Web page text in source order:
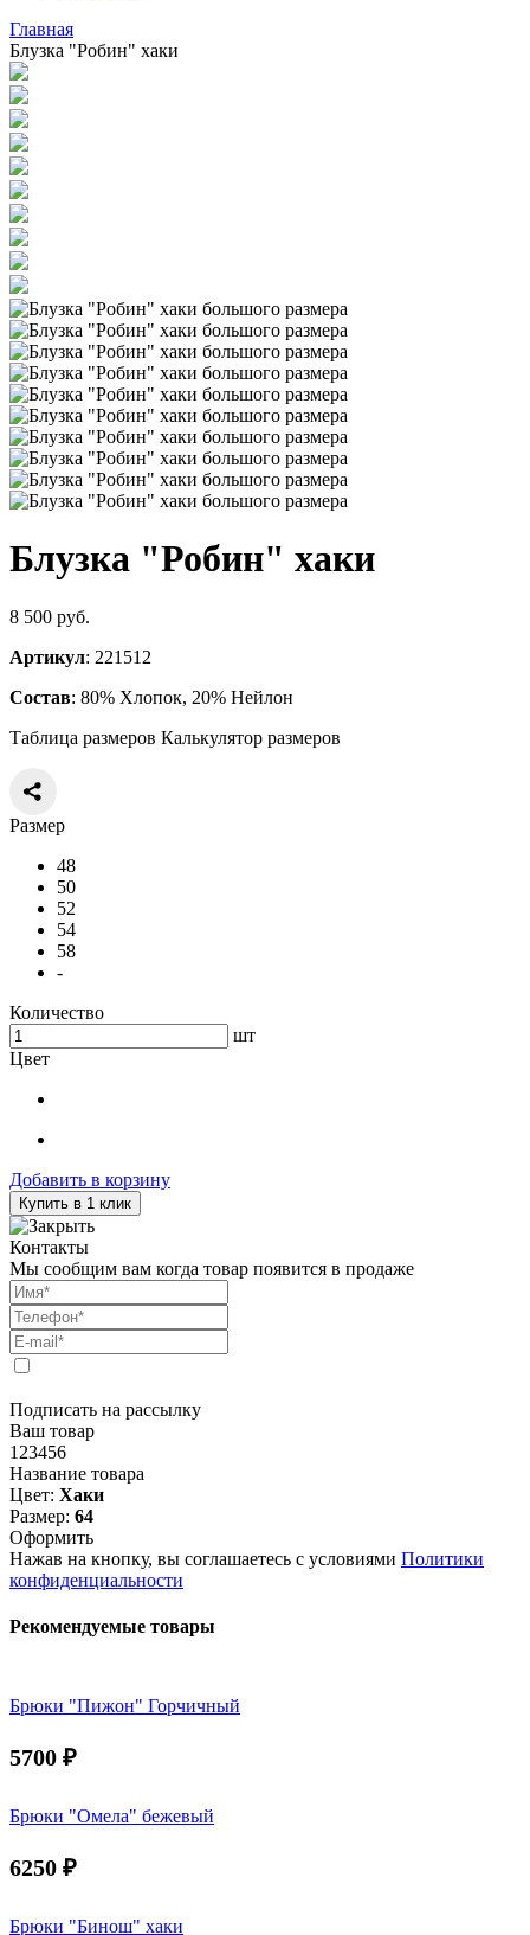
Главная
Блузка "Робин" хаки
Блузка "Робин" хаки
8 500 руб.
Артикул: 221512
Состав: 80% Хлопок, 20% Нейлон
Таблица размеров Калькулятор размеров
Размер
48
50
52
54
58
-
Количество
шт
Цвет
Добавить в корзину
Купить в 1 клик
Контакты
Мы сообщим вам когда товар появится в продаже
Подписать на рассылку
Ваш товар
123456
Название товара
Цвет: Хаки
Размер: 64
Оформить
Нажав на кнопку, вы соглашаетесь с условиями Политики
конфиденциальности
Рекомендуемые товары
Брюки "Пижон" Горчичный
5700 ₽
Брюки "Омела" бежевый
6250 ₽
Брюки "Бинош" хаки